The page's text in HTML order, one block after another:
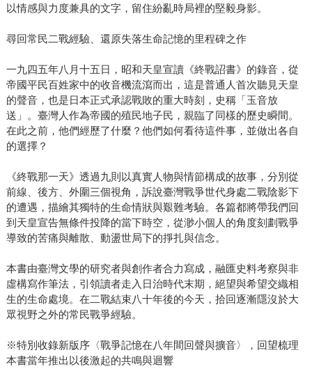
以情感與力度兼具的文字，留住紛亂時局裡的堅毅身影。
尋回常民二戰經驗、還原失落生命記憶的里程碑之作
一九四五年八月十五日，昭和天皇宣讀《終戰詔書》的錄音，從
帝國平民百姓家中的收音機流瀉而出，這是普通人首次聽見天皇
的聲音，也是日本正式承認戰敗的重大時刻，史稱「玉音放
送」。臺灣人作為帝國的殖民地子民，親臨了同樣的歷史瞬間。
在此之前，他們經歷了什麼？他們如何看待這件事，並做出各自
的選擇？
《終戰那一天》透過九則以真實人物與情節構成的故事，分別從
前線、後方、外圍三個視角，訴說臺灣戰爭世代身處二戰陰影下
的遭遇，描繪其獨特的生命情狀與艱難考驗。各篇都將帶我們回
到天皇宣告無條件投降的當下時空，從渺小個人的角度刻劃戰爭
導致的苦痛與離散、動盪世局下的掙扎與信念。
本書由臺灣文學的研究者與創作者合力寫成，融匯史料考察與非
虛構寫作筆法，引領讀者走入日治時代末期，絕望與希望交織相
生的生命處境。在二戰結束八十年後的今天，拾回逐漸隱沒於大
眾視野之外的常民戰爭經驗。
※特別收錄新版序〈戰爭記憶在八年間回聲與擴音〉，回望梳理
本書當年推出以後激起的共鳴與迴響